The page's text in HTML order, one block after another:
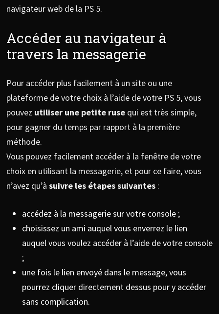
navigateur web de la PS 5.
Accéder au navigateur à
travers la messagerie
Pour accéder plus facilement à un site ou une
plateforme de votre choix à l’aide de votre PS 5, vous
pouvez utiliser une petite ruse qui est très simple,
pour gagner du temps par rapport à la première
méthode.
Vous pouvez facilement accéder à la fenêtre de votre
choix en utilisant la messagerie, et pour ce faire, vous
n’avez qu’à suivre les étapes suivantes:
accédez à la messagerie sur votre console ;
choisissez un ami auquel vous enverrez le lien
auquel vous voulez accéder à l’aide de votre console
;
une fois le lien envoyé dans le message, vous
pourrez cliquer directement dessus pour y accéder
sans complication.